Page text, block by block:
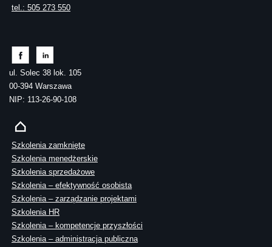
tel.: 505 273 550
ul. Solec 38 lok. 105
00-394 Warszawa
NIP: 113-26-90-108
Szkolenia zamknięte
Szkolenia menedżerskie
Szkolenia sprzedażowe
Szkolenia – efektywność osobista
Szkolenia – zarządzanie projektami
Szkolenia HR
Szkolenia – kompetencje przyszłości
Szkolenia – administracja publiczna